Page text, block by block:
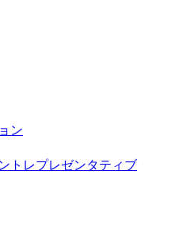
ン
トレプレゼンタティブ